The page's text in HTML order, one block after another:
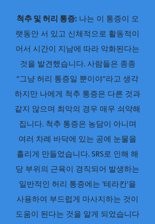
척추 및 허리 통증:나는 이 통증이 오
랫동안 서 있고 신체적으로 활동적이
어서 시간이 지남에 따라 악화된다는
것을 발견했습니다. 사람들은 종종
"그냥 허리 통증일 뿐이야"라고 생각
하지만 나에게 척추 통증은 다른 것과
같지 않으며 최악의 경우 매우 쇠약해
집니다. 척추 통증은 농담이 아니며
여러 차례 바닥에 있는 공에 눈물을
흘리게 만들었습니다. SRS로 인해 해
당 부위의 근육이 경직되어 발생하는
일반적인 허리 통증에는 '테라칸'을
사용하여 부드럽게 마사지하는 것이
도움이 된다는 것을 알게 되었습니다